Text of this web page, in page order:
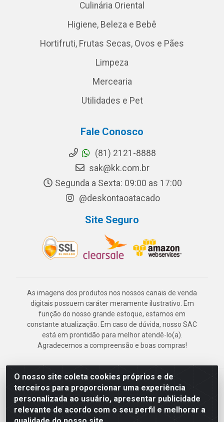
O nosso site coleta cookies próprios e de
terceiros para proporcionar uma experiência
personalizada ao usuário, apresentar publicidade
relevante de acordo com o seu perfil e melhorar a
Culinária Oriental
Higiene, Beleza e Bebê
Hortifruti, Frutas Secas, Ovos e Pães
Limpeza
Mercearia
Utilidades e Pet
Fale Conosco
(81) 2121-8888
sak@kk.com.br
Segunda a Sexta: 09:00 as 17:00
@deskontaoatacado
Site Seguro
As imagens dos produtos nos nossos canais de venda
digitais possuem caráter meramente ilustrativo. Em
função do nosso grande estoque, estamos em
constante atualização. Em caso de dúvida, nosso SAC
está em prontidão para melhor atendê-lo(a).
Agradecemos a compreensão e boas compras!
Deskontão Atacado - Av. Marechal Mascarenhas de Morais, 2471 -
Imbiribeira - Recife/PE - CEP 51.150-001 - CNPJ 24.150.377/0003-
57